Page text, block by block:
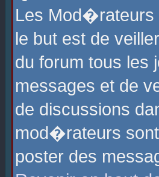
Les Mod�rateurs
le but est de
du forum tous les
messages et de
de discussions
mod�rateurs
poster des